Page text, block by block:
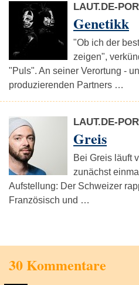
LAUT.DE-
Genetikk
"Ob ich der
zeigen",
"Puls". An seiner Verortung -
produzierenden Partners …
LAUT.DE-
Greis
Bei Greis läuft
zunächst
Aufstellung: Der Schweizer
Französisch und …
30 Kommentare